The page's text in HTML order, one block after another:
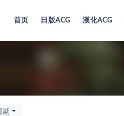
首页 日版ACG 漢化ACG
期